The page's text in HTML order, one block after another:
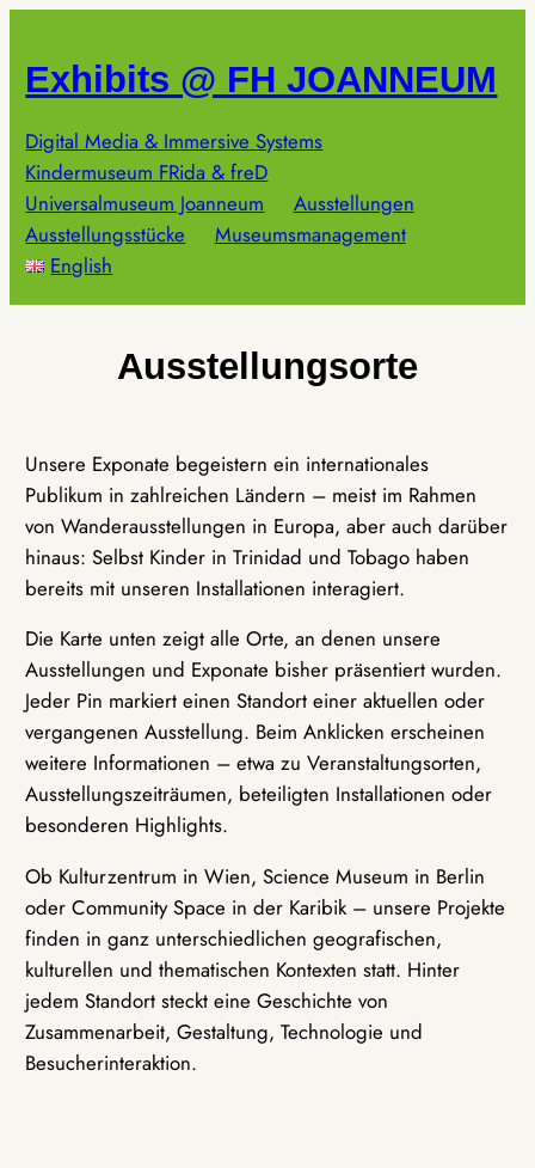
springen
Exhibits @ FH JOANNEUM
Digital Media & Immersive Systems
Kindermuseum FRida & freD
Universalmuseum Joanneum
Ausstellungen
Ausstellungsstücke
Museumsmanagement
English
Ausstellungsorte
Unsere Exponate begeistern ein internationales
Publikum in zahlreichen Ländern – meist im Rahmen
von Wanderausstellungen in Europa, aber auch darüber
hinaus: Selbst Kinder in Trinidad und Tobago haben
bereits mit unseren Installationen interagiert.
Die Karte unten zeigt alle Orte, an denen unsere
Ausstellungen und Exponate bisher präsentiert wurden.
Jeder Pin markiert einen Standort einer aktuellen oder
vergangenen Ausstellung. Beim Anklicken erscheinen
weitere Informationen – etwa zu Veranstaltungsorten,
Ausstellungszeiträumen, beteiligten Installationen oder
besonderen Highlights.
Ob Kulturzentrum in Wien, Science Museum in Berlin
oder Community Space in der Karibik – unsere Projekte
finden in ganz unterschiedlichen geografischen,
kulturellen und thematischen Kontexten statt. Hinter
jedem Standort steckt eine Geschichte von
Zusammenarbeit, Gestaltung, Technologie und
Besucherinteraktion.